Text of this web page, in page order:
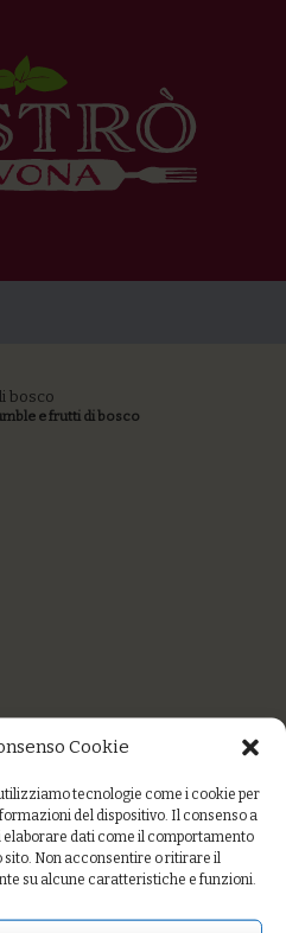
Cookie
tecnologie come i cookie per
del dispositivo. Il consenso a
dati come il comportamento
Non acconsentire o ritirare il
su alcune caratteristiche e funzioni.
bosco
e frutti di bosco